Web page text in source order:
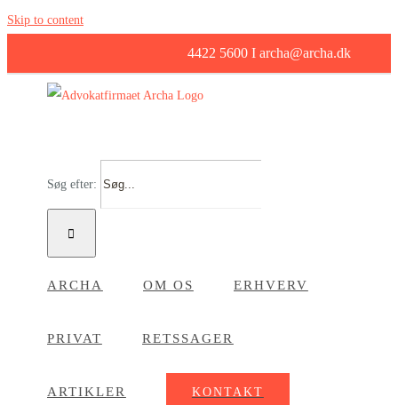
Skip to content
4422 5600 I archa@archa.dk
Søg efter:
ARCHA OM OS ERHVERV
PRIVAT RETSSAGER
ARTIKLER KONTAKT